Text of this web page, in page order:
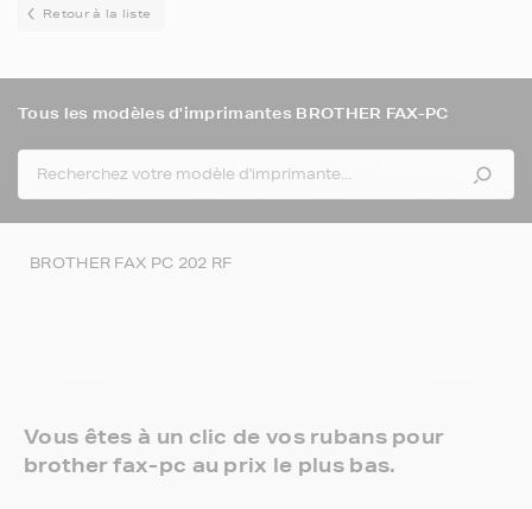
Retour à la liste
Tous les modèles d'imprimantes BROTHER FAX-PC
BROTHER FAX PC 202 RF
Vous êtes à un clic de vos rubans pour
brother fax-pc au prix le plus bas.